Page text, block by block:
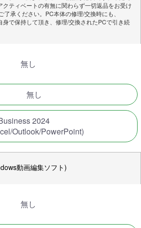
ティベートの有無に関わらず一切返品をお受け
承ください。PC本体の修理/交換時にも、
身で保持して頂き、修理/交換されたPCで引き続
無し
無し
2024
Outlook/PowerPoint)
動画編集ソフト)
無し